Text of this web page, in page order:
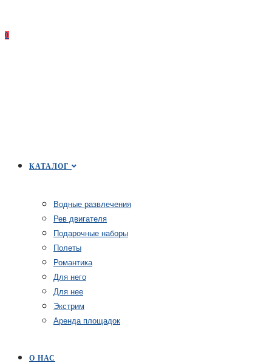
0
КАТАЛОГ
Водные развлечения
Рев двигателя
Подарочные наборы
Полеты
Романтика
Для него
Для нее
Экстрим
Аренда площадок
О НАС